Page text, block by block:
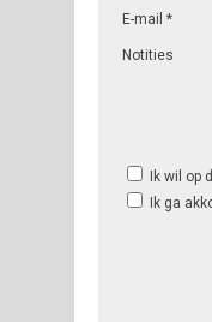
E-mail *
Notities
Ik wil op
Ik ga